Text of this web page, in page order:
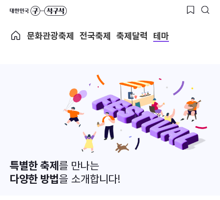
문화관광축제 전국축제 축제달력 테마
특별한 축제를 만나는
다양한 방법을 소개합니다!